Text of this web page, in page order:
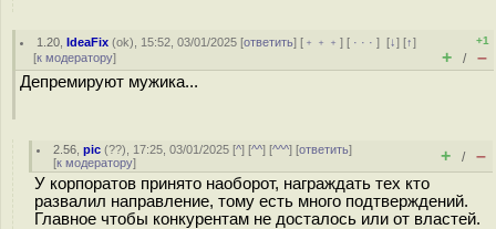
1.20 ,IdeaFix (ok), 15:52, 03/01/2025 [ответить] [ ﹢﹢﹢] [ · · ·][↓] [↑]
[к модератору]
+1
+ / –
Депремируют мужика...
2.56 ,pic (??), 17:25, 03/01/2025 [^] [^^] [^^^] [ответить]
[к модератору] + / –
У корпоратов принято наоборот, награждать тех кто
развалил направление, тому есть много подтверждений.
Главное чтобы конкурентам не досталось или от властей.